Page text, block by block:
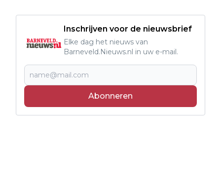
Inschrijven voor de nieuwsbrief
Elke dag het nieuws van
Barneveld.Nieuws.nl in uw e-mail.
Abonneren